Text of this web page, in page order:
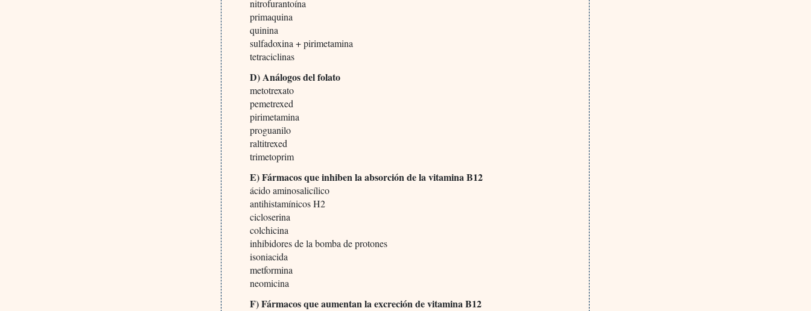
nitrofurantoína
primaquina
quinina
sulfadoxina + pirimetamina
tetraciclinas
D) Análogos del folato
metotrexato
pemetrexed
pirimetamina
proguanilo
raltitrexed
trimetoprim
E) Fármacos que inhiben la absorción de la vitamina B12
ácido aminosalicílico
antihistamínicos H2
cicloserina
colchicina
inhibidores de la bomba de protones
isoniacida
metformina
neomicina
F) Fármacos que aumentan la excreción de vitamina B12